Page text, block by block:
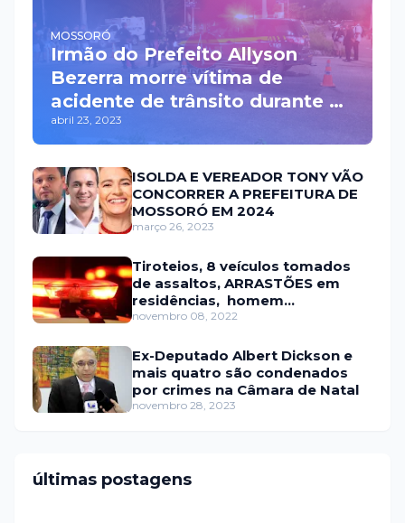
MOSSORÓ
Irmão do Prefeito Allyson
Bezerra morre vítima de
acidente de trânsito durante a
madrugada na BR 110 em
Mossoró
abril 23, 2023
ISOLDA E VEREADOR TONY VÃO
CONCORRER A PREFEITURA DE
MOSSORÓ EM 2024
março 26, 2023
Tiroteios, 8 veículos tomados
de assaltos, ARRASTÕES em
residências, homem
encontrado morto
novembro 08, 2022
Ex-Deputado Albert Dickson e
mais quatro são condenados
por crimes na Câmara de Natal
novembro 28, 2023
últimas postagens